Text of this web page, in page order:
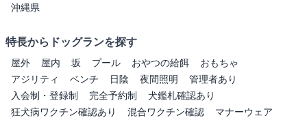
沖縄県
特長からドッグランを探す
屋外 屋内 坂 プール おやつの給餌
おもちゃ
アジリティ
ベンチ 日陰 夜間照明
管理者あり
入会制・登録制
完全予約制
犬鑑札確認あり
狂犬病ワクチン確認あり
混合ワクチン確認
マナーウェア